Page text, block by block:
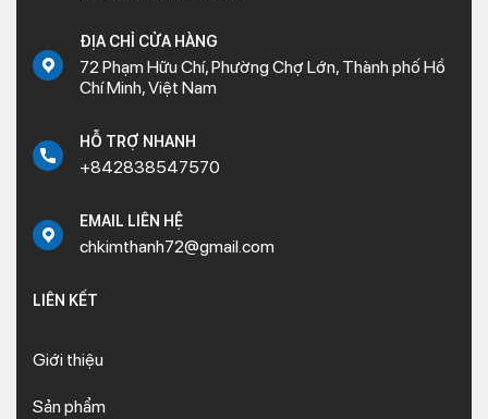
ĐỊA CHỈ CỬA HÀNG
72 Phạm Hữu Chí, Phường Chợ Lớn, Thành phố Hồ
Chí Minh, Việt Nam
HỖ TRỢ NHANH
+842838547570
EMAIL LIÊN HỆ
chkimthanh72@gmail.com
LIÊN KẾT
Giới thiệu
Sản phẩm